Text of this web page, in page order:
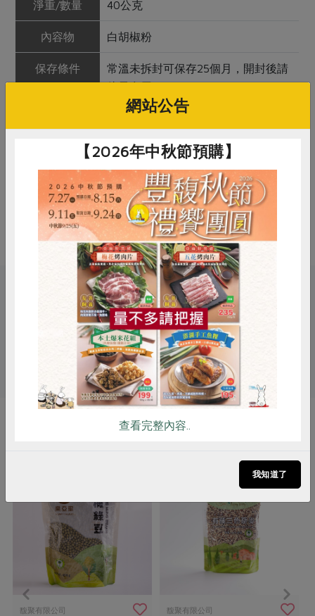
淨重/數量 40公克
內容物 白胡椒粉
保存條件
常溫未拆封可保存25個月，開封後請
郁，使用少許即能讓食物口感、香氣
加分。
調理方式
白胡椒不宜高溫油炸，適合在菜餚或
湯品起鍋時添加。
關鍵字
# 馥聚 # 白胡椒 # 公平貿易
# 調味料 # 胡椒粉
你可能有興趣的產品
馥聚有限公司 馥聚有限公司
RPET 食譜 減硝酸鹽
雞蛋 食安 共同購買
網站公告
【2026年中秋節預購】
查看完整內容..
我知道了